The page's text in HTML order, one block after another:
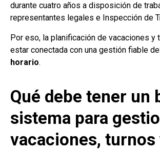
durante cuatro años a disposición de
representantes legales e Inspección de
Por eso, la planificación de vacaciones y
estar conectada con una gestión fiable
horario.
Qué debe tener un
sistema para
vacaciones, turnos